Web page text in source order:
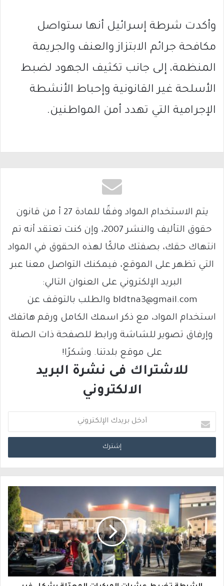
وأكدت شرطة إسرائيل أنها ستواصل
مكافحة جرائم الابتزاز والعنف والجريمة
المنظمة، إلى جانب تكثيف الجهود لضبط
الأسلحة غير القانونية وإحباط الأنشطة
الإجرامية التي تهدد أمن المواطنين.
يتم الاستخدام المواد وفقًا للمادة 27 أ من قانون
حقوق التأليف والنشر 2007، وإن كنت تعتقد أنه تم
انتهاك حقك، بصفتك مالكًا لهذه الحقوق في المواد
التي تظهر على الموقع، فيمكنك التواصل معنا عبر
البريد الإلكتروني على العنوان التالي:
bldtna3@gmail.com والطلب بالتوقف عن
استخدام المواد، مع ذكر اسمك الكامل ورقم هاتفك
وإرفاق تصوير للشاشة ورابط للصفحة ذات الصلة
على موقع بلدتنا. وشكرًا!
للاشتراك فى نشرة البريد
الالكتروني
د
خ
ب
ر
ي
د
ك
ا